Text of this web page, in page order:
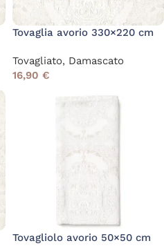
Tovaglia avorio 330×220 cm
Tovagliato, Damascato
16,90 €
Tovagliolo avorio 50×50 cm